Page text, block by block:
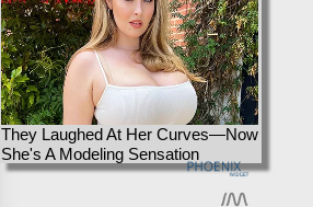
They Laughed At Her Curves—Now
She's A Modeling Sensation